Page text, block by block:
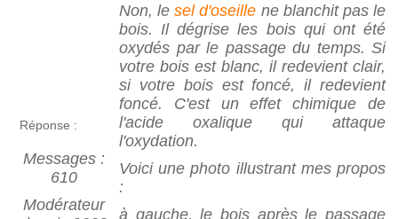
Réponse :
Messages :
610
Modérateur
Non, lesel d'oseille ne blanchit pas le
bois. Il dégrise les bois qui ont été
oxydés par le passage du temps. Si
votre bois est blanc, il redevient clair,
si votre bois est foncé, il redevient
foncé. C'est un effet chimique de
l'acide oxalique qui attaque
l'oxydation.
Voici une photo illustrant mes propos
:
à gauche, le bois après le passage